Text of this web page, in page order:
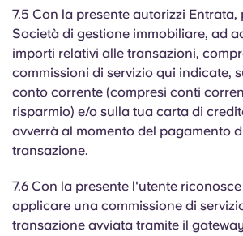
7.5 Con la presente autorizzi
Società di gestione immobiliare, ad
importi relativi alle transazioni,
commissioni di servizio qui indicate,
conto corrente (compresi conti
risparmio) e/o sulla tua carta di
avverrà al momento del pagamento
transazione.
7.6 Con la presente l'utente
applicare una commissione di
transazione avviata tramite il